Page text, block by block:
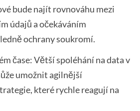
bude najít rovnováhu mezi
údajů a očekáváním
ochrany soukromí.
čase: Větší spoléhání na data v
umožnit agilnější
které rychle reagují na